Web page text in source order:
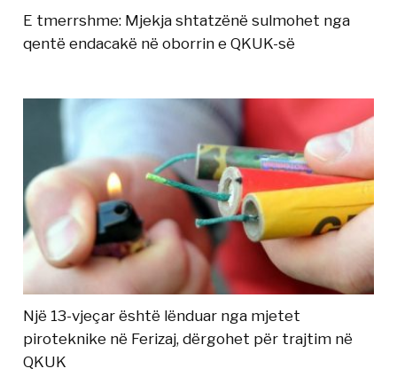
E tmerrshme: Mjekja shtatzënë sulmohet nga
qentë endacakë në oborrin e QKUK-së
Një 13-vjeçar është lënduar nga mjetet
piroteknike në Ferizaj, dërgohet për trajtim në
QKUK